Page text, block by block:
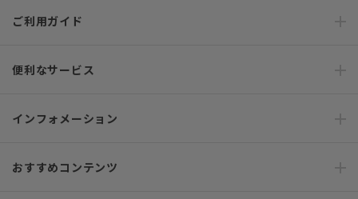
ご利用ガイド
便利なサービス
インフォメーション
おすすめコンテンツ